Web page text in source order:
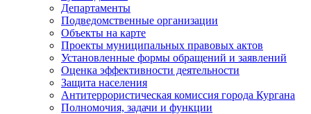
Департаменты
Подведомственные организации
Объекты на карте
Проекты муниципальных правовых актов
Установленные формы обращений и заявлений
Оценка эффективности деятельности
Защита населения
Антитеррористическая комиссия города Кургана
Полномочия, задачи и функции